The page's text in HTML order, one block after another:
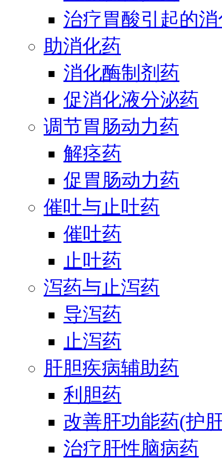
治疗胃酸引起的
助消化药
消化酶制剂药
促消化液分泌药
调节胃肠动力药
解痉药
促胃肠动力药
催吐与止吐药
催吐药
止吐药
泻药与止泻药
导泻药
止泻药
肝胆疾病辅助药
利胆药
改善肝功能药(护
治疗肝性脑病药